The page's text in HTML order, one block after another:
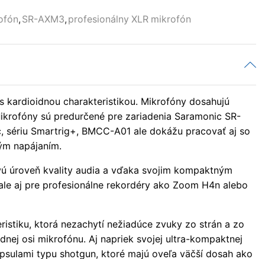
, SR-AXM3, profesionálny XLR mikrofón
kardioidnou charakteristikou. Mikrofóny dosahujú
sú predurčené pre zariadenia Saramonic SR-
sériu Smartrig+, BMCC-A01 ale dokážu pracovať aj so
napájaním.
úroveň kvality audia a vďaka svojim kompaktným
aj pre profesionálne rekordéry ako Zoom H4n alebo
ktorá nezachytí nežiadúce zvuky zo strán a zo
osi mikrofónu. Aj napriek svojej ultra-kompaktnej
typu shotgun, ktoré majú oveľa väčší dosah ako